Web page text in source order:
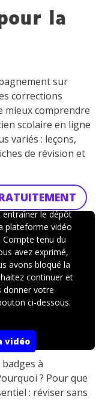
la
sur
corrections
mieux comprendre
scolaire en ligne
variés : leçons,
de révision et
le dépôt
plateforme vidéo
Compte tenu du
avez exprimé,
avons bloqué la
continuer et
donner votre
ci-dessous.
vidéo
à
? Pour que
: réviser sans